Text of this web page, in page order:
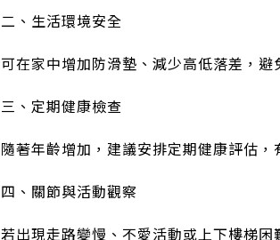
二、生活環境安全
可在家中增加防滑墊、減少高低落差，
三、定期健康檢查
隨著年齡增加，建議安排定期健康評估
四、關節與活動觀察
若出現走路變慢、不愛活動或上下樓梯